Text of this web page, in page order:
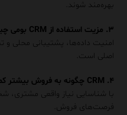
بهره‌مند شوند.
۳. مزیت استفاده از CRM بومی چیست؟
امنیت داده‌ها، پشتیبانی محلی و
اصلی است.
۴. CRM چگونه به فروش بیشتر کمک می‌کند؟
با شناسایی نیاز واقعی مشتری،
فرصت‌های فروش.